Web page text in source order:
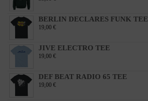
BERLIN DECLARES FUNK TEE
19,00 €
JIVE ELECTRO TEE
19,00 €
DEF BEAT RADIO 65 TEE
19,00 €